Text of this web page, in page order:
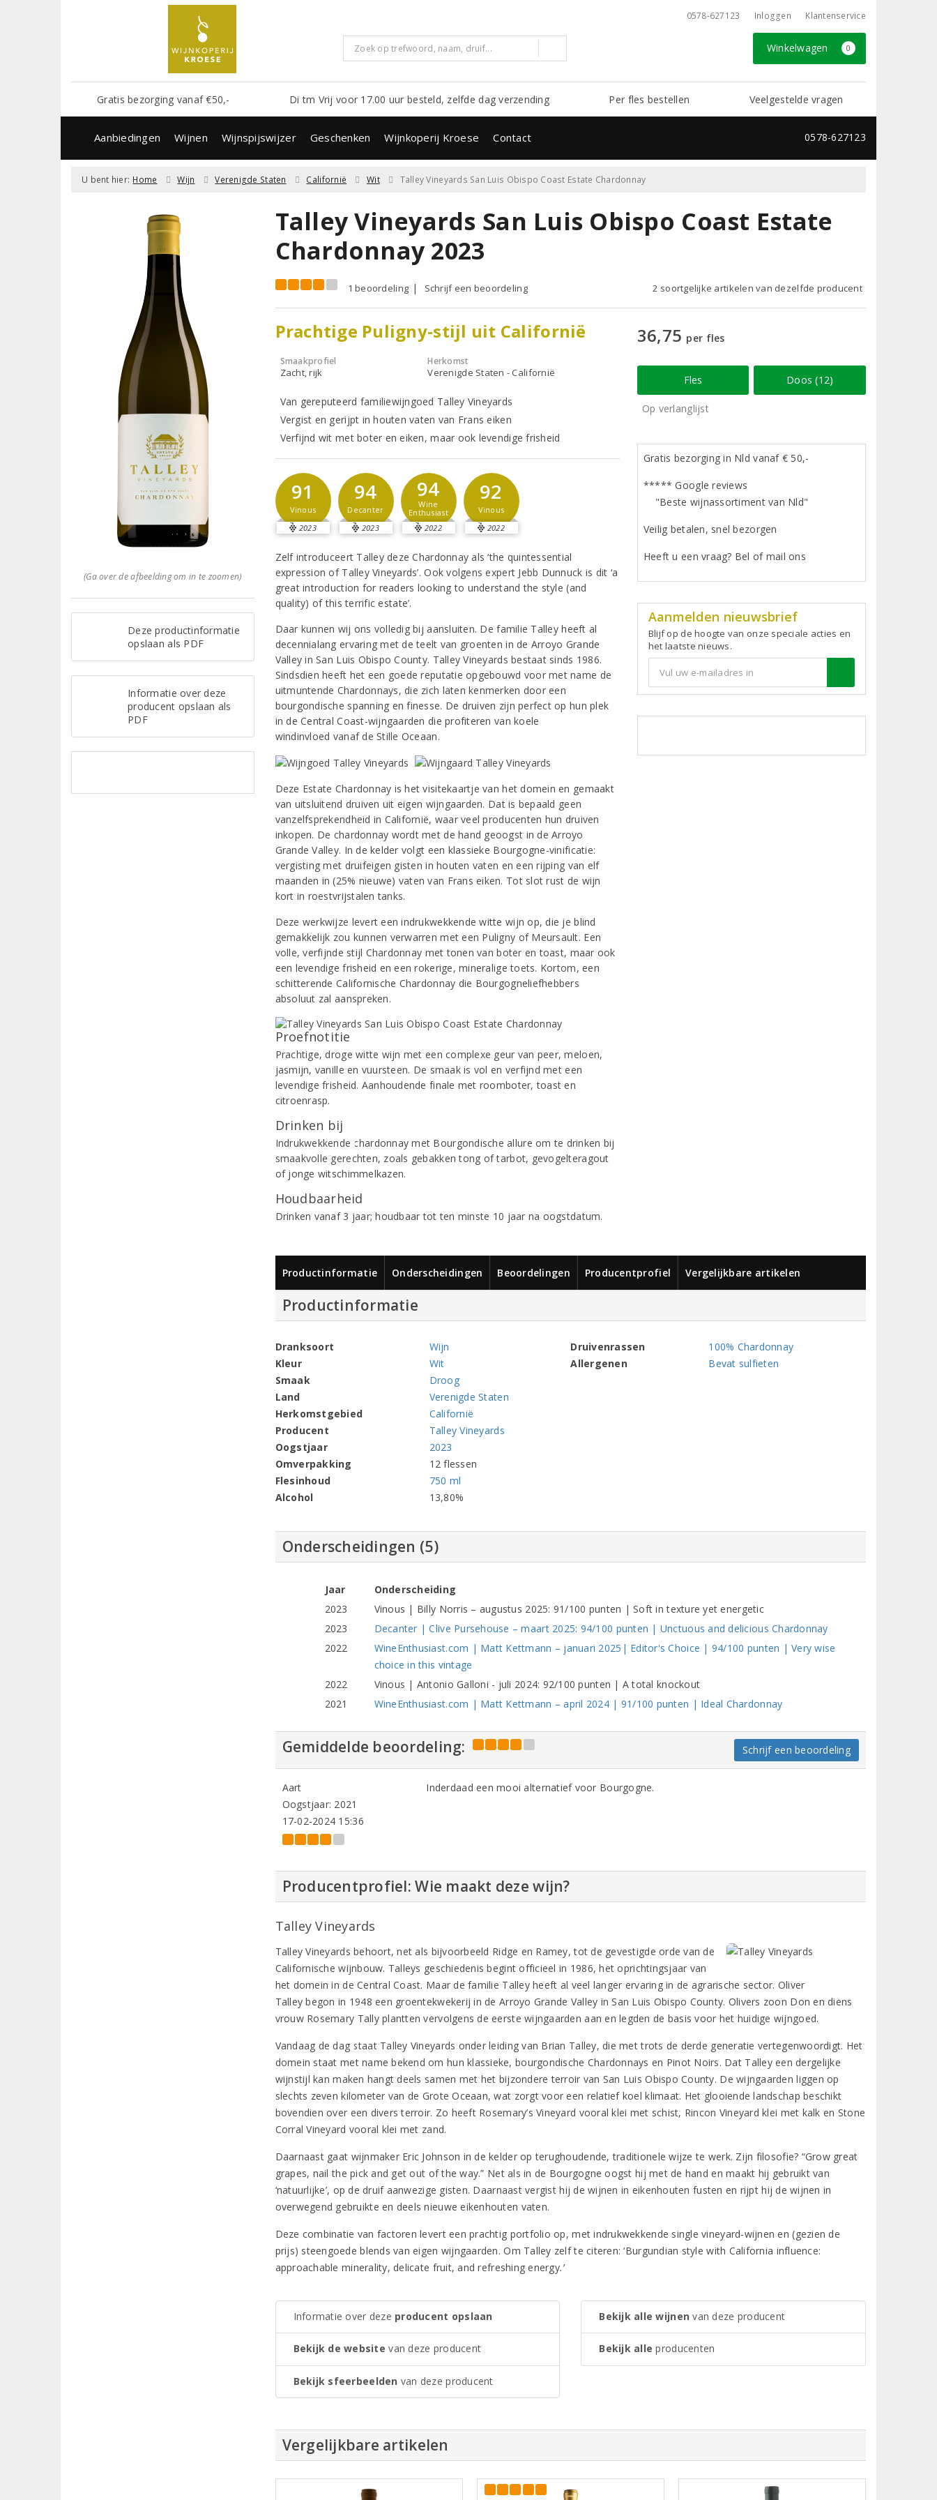
0578-627123 Inloggen Klantenservice
Winkelwagen 0
Gratis bezorging vanaf €50,- Di tm Vrij voor 17.00 uur besteld, zelfde dag verzending Per fles bestellen Veelgestelde vragen
Aanbiedingen Wijnen Wijnspijswijzer Geschenken Wijnkoperij Kroese Contact 0578-627123
U bent hier: Home Wijn Verenigde Staten Californië Wit Talley Vineyards San Luis Obispo Coast Estate Chardonnay
(Ga over de afbeelding om in te zoomen)
Deze productinformatie
opslaan als PDF
Informatie over deze
producent opslaan als
PDF
Talley Vineyards San Luis Obispo Coast Estate
Chardonnay 2023
1 beoordeling Schrijf een beoordeling 2 soortgelijke artikelen van dezelfde producent
Prachtige Puligny-stijl uit Californië
Smaakprofiel
Zacht, rijk
Herkomst
Verenigde Staten - Californië
Van gereputeerd familiewijngoed Talley Vineyards
Vergist en gerijpt in houten vaten van Frans eiken
Verfijnd wit met boter en eiken, maar ook levendige frisheid
91
Vinous
2023
94
Decanter
2023
94
Wine
Enthusiast
2022
92
Vinous
2022
Zelf introduceert Talley deze Chardonnay als ‘the quintessential
expression of Talley Vineyards’. Ook volgens expert Jebb Dunnuck is dit ‘a
great introduction for readers looking to understand the style (and
quality) of this terrific estate’.
Daar kunnen wij ons volledig bij aansluiten. De familie Talley heeft al
decennialang ervaring met de teelt van groenten in de Arroyo Grande
Valley in San Luis Obispo County. Talley Vineyards bestaat sinds 1986.
Sindsdien heeft het een goede reputatie opgebouwd voor met name de
uitmuntende Chardonnays, die zich laten kenmerken door een
bourgondische spanning en finesse. De druiven zijn perfect op hun plek
in de Central Coast-wijngaarden die profiteren van koele
windinvloed vanaf de Stille Oceaan.
Deze Estate Chardonnay is het visitekaartje van het domein en gemaakt
van uitsluitend druiven uit eigen wijngaarden. Dat is bepaald geen
vanzelfsprekendheid in Californië, waar veel producenten hun druiven
inkopen. De chardonnay wordt met de hand geoogst in de Arroyo
Grande Valley. In de kelder volgt een klassieke Bourgogne-vinificatie:
vergisting met druifeigen gisten in houten vaten en een rijping van elf
maanden in (25% nieuwe) vaten van Frans eiken. Tot slot rust de wijn
kort in roestvrijstalen tanks.
Deze werkwijze levert een indrukwekkende witte wijn op, die je blind
gemakkelijk zou kunnen verwarren met een Puligny of Meursault. Een
volle, verfijnde stijl Chardonnay met tonen van boter en toast, maar ook
een levendige frisheid en een rokerige, mineralige toets. Kortom, een
schitterende Californische Chardonnay die Bourgogneliefhebbers
absoluut zal aanspreken.
Proefnotitie
Prachtige, droge witte wijn met een complexe geur van peer, meloen,
jasmijn, vanille en vuursteen. De smaak is vol en verfijnd met een
levendige frisheid. Aanhoudende finale met roomboter, toast en
citroenrasp.
Drinken bij
Indrukwekkende chardonnay met Bourgondische allure om te drinken bij
smaakvolle gerechten, zoals gebakken tong of tarbot, gevogelteragout
of jonge witschimmelkazen.
Houdbaarheid
Drinken vanaf 3 jaar; houdbaar tot ten minste 10 jaar na oogstdatum.
36,75 per fles
Fles Doos (12)
Op verlanglijst
Gratis bezorging in Nld vanaf € 50,-
***** Google reviews
"Beste wijnassortiment van Nld"
Veilig betalen, snel bezorgen
Heeft u een vraag? Bel of mail ons
Aanmelden nieuwsbrief
Blijf op de hoogte van onze speciale acties en
het laatste nieuws.
Productinformatie Onderscheidingen Beoordelingen Producentprofiel Vergelijkbare artikelen
Productinformatie
Dranksoort
Wijn
Kleur
Wit
Smaak
Droog
Land
Verenigde Staten
Herkomstgebied
Californië
Producent
Talley Vineyards
Oogstjaar
2023
Omverpakking
12 flessen
Flesinhoud
750 ml
Alcohol
13,80%
Druivenrassen
100% Chardonnay
Allergenen
Bevat sulfieten
Onderscheidingen (5)
Jaar
Onderscheiding
2023
Vinous | Billy Norris – augustus 2025: 91/100 punten | Soft in texture yet energetic
2023
Decanter | Clive Pursehouse – maart 2025: 94/100 punten | Unctuous and delicious Chardonnay
2022
WineEnthusiast.com | Matt Kettmann – januari 2025| Editor's Choice | 94/100 punten | Very wise
choice in this vintage
2022
Vinous | Antonio Galloni - juli 2024: 92/100 punten | A total knockout
2021
WineEnthusiast.com | Matt Kettmann – april 2024 | 91/100 punten | Ideal Chardonnay
Gemiddelde beoordeling: Schrijf een beoordeling
Aart
Oogstjaar: 2021
17-02-2024 15:36
Inderdaad een mooi alternatief voor Bourgogne.
Producentprofiel: Wie maakt deze wijn?
Talley Vineyards
Talley Vineyards behoort, net als bijvoorbeeld Ridge en Ramey, tot de gevestigde orde van de
Californische wijnbouw. Talleys geschiedenis begint officieel in 1986, het oprichtingsjaar van
het domein in de Central Coast. Maar de familie Talley heeft al veel langer ervaring in de agrarische sector. Oliver
Talley begon in 1948 een groentekwekerij in de Arroyo Grande Valley in San Luis Obispo County. Olivers zoon Don en diens
vrouw Rosemary Tally plantten vervolgens de eerste wijngaarden aan en legden de basis voor het huidige wijngoed.
Vandaag de dag staat Talley Vineyards onder leiding van Brian Talley, die met trots de derde generatie vertegenwoordigt. Het
domein staat met name bekend om hun klassieke, bourgondische Chardonnays en Pinot Noirs. Dat Talley een dergelijke
wijnstijl kan maken hangt deels samen met het bijzondere terroir van San Luis Obispo County. De wijngaarden liggen op
slechts zeven kilometer van de Grote Oceaan, wat zorgt voor een relatief koel klimaat. Het glooiende landschap beschikt
bovendien over een divers terroir. Zo heeft Rosemary’s Vineyard vooral klei met schist, Rincon Vineyard klei met kalk en Stone
Corral Vineyard vooral klei met zand.
Daarnaast gaat wijnmaker Eric Johnson in de kelder op terughoudende, traditionele wijze te werk. Zijn filosofie? “Grow great
grapes, nail the pick and get out of the way.” Net als in de Bourgogne oogst hij met de hand en maakt hij gebruikt van
‘natuurlijke’, op de druif aanwezige gisten. Daarnaast vergist hij de wijnen in eikenhouten fusten en rijpt hij de wijnen in
overwegend gebruikte en deels nieuwe eikenhouten vaten.
Deze combinatie van factoren levert een prachtig portfolio op, met indrukwekkende single vineyard-wijnen en (gezien de
prijs) steengoede blends van eigen wijngaarden. Om Talley zelf te citeren: ‘Burgundian style with California influence:
approachable minerality, delicate fruit, and refreshing energy.’
Informatie over deze producent opslaan
Bekijk de website van deze producent
Bekijk sfeerbeelden van deze producent
Bekijk alle wijnen van deze producent
Bekijk alle producenten
Vergelijkbare artikelen